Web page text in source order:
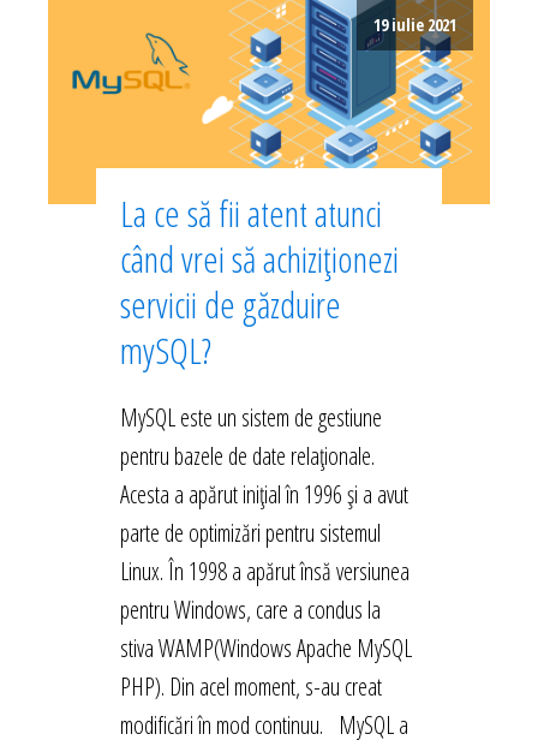
19 iulie 2021
La ce să fii atent atunci
când vrei să achiziționezi
servicii de găzduire
mySQL?
MySQL este un sistem de gestiune
pentru bazele de date relaționale.
Acesta a apărut inițial în 1996 și a avut
parte de optimizări pentru sistemul
Linux. În 1998 a apărut însă versiunea
pentru Windows, care a condus la
stiva WAMP(Windows Apache MySQL
PHP). Din acel moment, s-au creat
modificări în mod continuu. MySQL a